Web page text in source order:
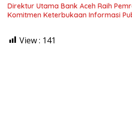
Direktur Utama Bank Aceh Raih
Komitmen Keterbukaan Informasi
View : 141